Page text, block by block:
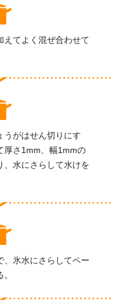
えてよく混ぜ合わせて
うがはせん切りにす
厚さ1mm、幅1mmの
、水にさらして水けを
、氷水にさらしてペー